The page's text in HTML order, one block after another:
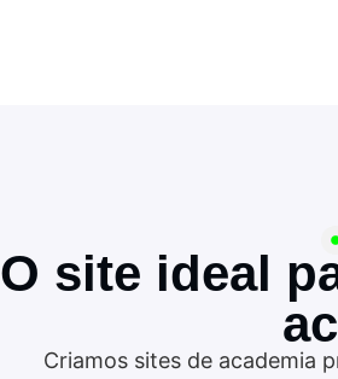
O site ideal
Criamos sites de academia